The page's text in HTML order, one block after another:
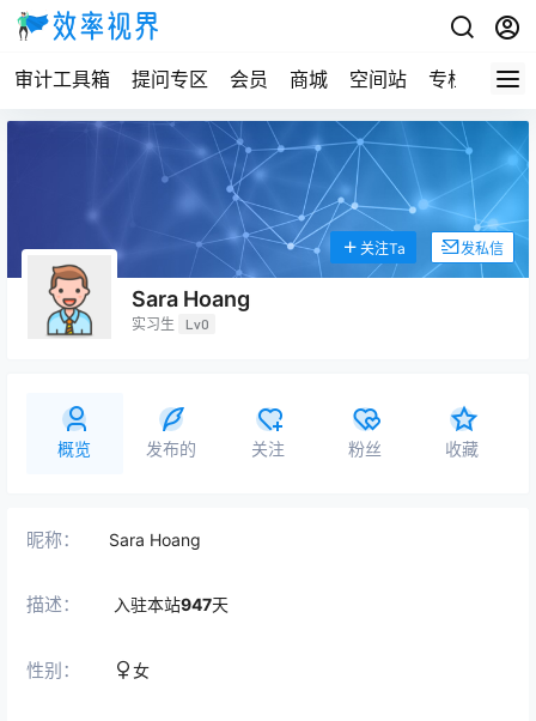
审计工具箱 提问专区 会员 商城 空间站 专栏
Sara Hoang
实习生 Lv0
关注Ta 发私信
概览 发布的 关注 粉丝 收藏
昵称： Sara Hoang
描述： 入驻本站947天
性别： 女